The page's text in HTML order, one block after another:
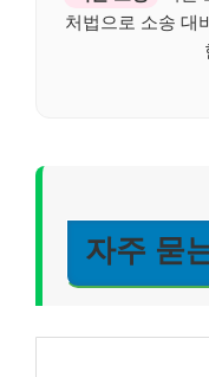
처법으로 소송 대
자주 묻